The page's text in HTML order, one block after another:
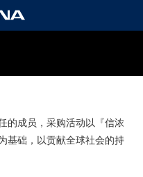
的成员，采购活动以『信浓
基础，以贡献全球社会的持